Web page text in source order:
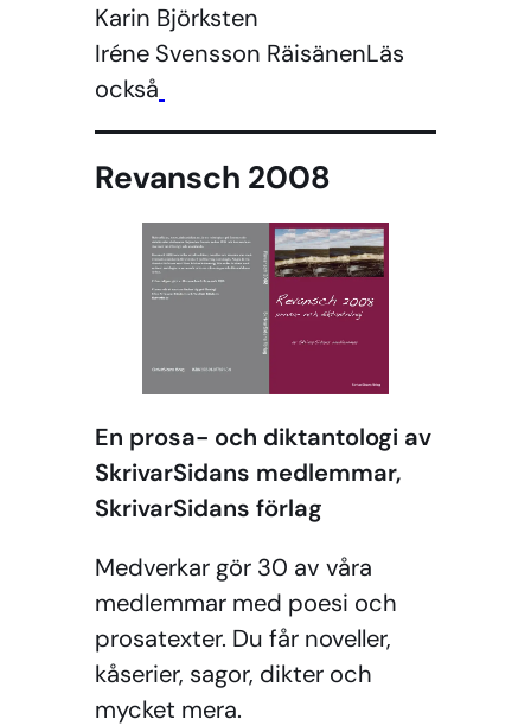
Karin Björksten
Iréne Svensson RäisänenLäs
också
Revansch 2008
En prosa- och diktantologi av
SkrivarSidans medlemmar,
SkrivarSidans förlag
Medverkar gör 30 av våra
medlemmar med poesi och
prosatexter. Du får noveller,
kåserier, sagor, dikter och
mycket mera.